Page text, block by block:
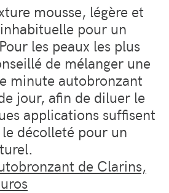
mousse, légère et
pour un
les peaux les plus
de mélanger une
minute autobronzant
jour, afin de diluer le
applications suffisent
décolleté pour un
de Clarins,